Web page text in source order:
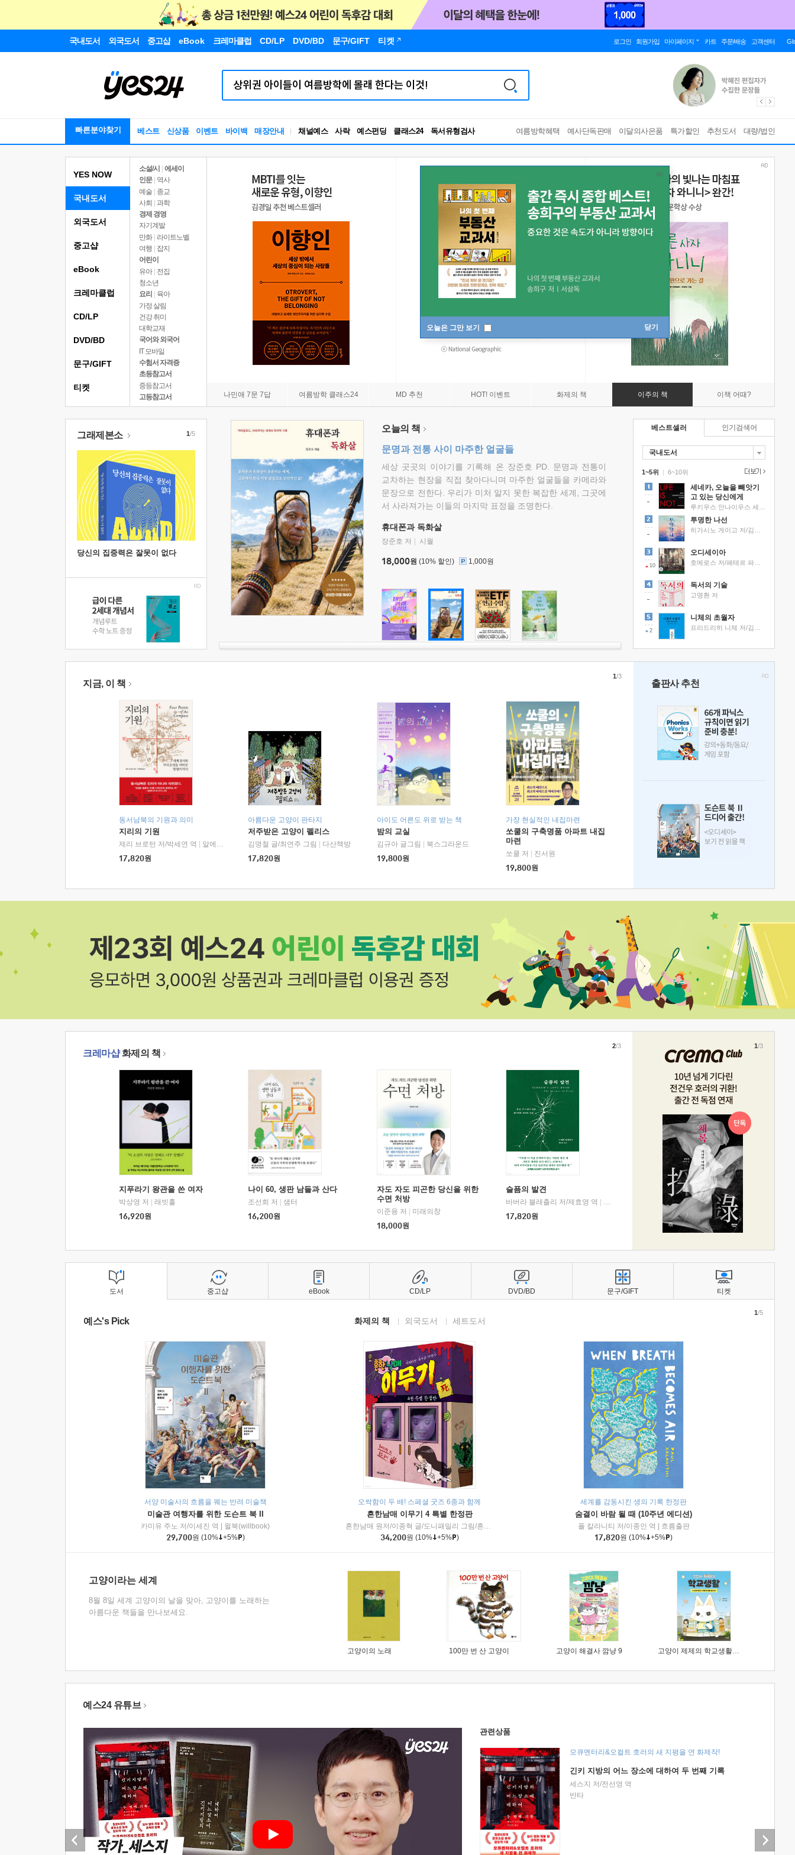
국내도서 외국도서 중고샵 eBook 크레마클럽 CD/LP DVD/BD 문구/GIFT 티켓 로그인 회원가입 마이페이지 카트 주문/배송 고객센터
빠른분야찾기 베스트 신상품 이벤트 바이백 매장안내 채널예스 사락 예스펀딩 클래스24
독서유형검사
RBTI Lab
독서유형검사
여름방학혜택 예사단독판매 이달의사은품 특가할인 추천도서 대량/법인
오늘은 그만 보기 닫기
YES NOW
국내도서
소설/시
에세이
인문
역사
예술 | 종교
사회 | 과학
경제 경영
자기계발
만화 | 라이트노벨
여행
잡지
어린이
유아 | 전집
청소년
요리
육아
가정 살림
건강 취미
대학교재
국어와 외국어
IT 모바일
수험서 자격증
초등참고서
중등참고서
고등참고서
나민애 7문 7답 여름방학 클래스24 MD 추천 HOT! 이벤트 화제의 책 이주의 책 이책 어때?
외국도서
중고샵
eBook
크레마클럽
CD/LP
DVD/BD
문구/GIFT
티켓
그래제본소
당신의 집중력은 잘못이 없다
1/5 오늘의 책
문명과 전통 사이 마주한 얼굴들
세상 곳곳의 이야기를 기록해 온 장준호 PD. 문명과 전통이
교차하는 현장을 직접 찾아다니며 마주한 얼굴들을 카메라와
문장으로 전한다. 우리가 미처 알지 못한 복잡한 세계, 그곳에
서 사라져가는 이들의 마지막 표정을 조명한다.
휴대폰과 독화살
장준호 저 시월
18,000원 (10% 할인) 1,000원
베스트셀러
국내도서
1~5위 |
세네카, 오늘을 빼앗기
고 있는 당신에게
투명한 나선
10
오디세이아
독서의 기술
고명환 저
2
니체의 초월자
6~10위
인기검색어
지금, 이 책
동서남북의 기원과 의미
지리의 기원
제리 브로턴 저/박세연 역
알에이치코리아(RHK)
17,820원
아름다운 고양이 판타지
저주받은 고양이 펠리스
김명철 글/최연주 그림
다산책방
17,820원
아이도 어른도 위로 받는 책
밤의 교실
김규아 글그림
북스그라운드
19,800원
가장 현실적인 내집마련
쏘쿨의 구축명품 아파트 내집
마련
쏘쿨 저
진서원
19,800원
1/3
출판사 추천
크레마샵화제의 책
지푸라기 왕관을 쓴 여자
박상영 저
래빗홀
16,920원
나이 60, 생판 남들과 산다
조선희 저
샘터
16,200원
자도 자도 피곤한 당신을 위한
수면 처방
이준용 저
미래의창
18,000원
슬픔의 발견
바버라 블래츨리 저/제효영 역
디플롯
17,820원
2/3 1/3
도서
예스's Pick 화제의 책 외국도서 세트도서
서양 미술사의 흐름을 꿰는 반려 미술책
미술관 여행자를 위한 도슨트 북 II
카미유 주노 저/이세진 역
윌북(willbook)
29,700원 (10% +5% )
오싹함이 두 배! 스페셜 굿즈 6종과 함께
흔한남매 이무기 4 특별 한정판
흔한남매 원저/이종혁 글/도니패밀리 그림/흔한컴퍼니 감수
미래엔아이세움
34,200원 (10% +5% )
세계를 감동시킨 생의 기록 한정판
숨결이 바람 될 때 (10주년 에디션)
폴 칼라니티 저/이종인 역
흐름출판
17,820원 (10% +5% )
1/5
고양이라는 세계
8월 8일 세계 고양이의 날을 맞아, 고양이를 노래하는
아름다운 책들을 만나보세요.
고양이의 노래 100만 번 산 고양이 고양이 해결사 깜냥 9 고양이 제제의 학교생활 1 : 초등학생이 이렇게 힘들 줄이야
중고샵 eBook CD/LP DVD/BD 문구/GIFT 티켓
예스24 유튜브
관련상품
모큐멘터리&오컬트 호러의 새 지평을 연 화제작!
긴키 지방의 어느 장소에 대하여 두 번째 기록
세스지 저/전선영 역
반타